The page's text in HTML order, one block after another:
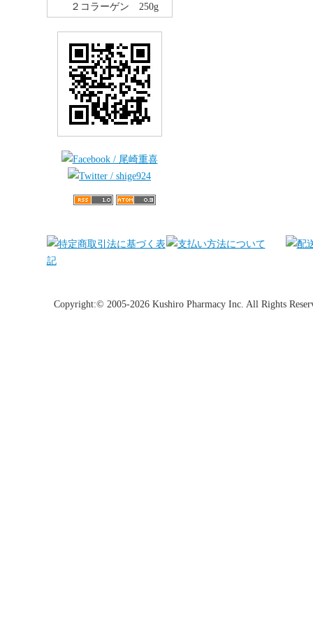
２コラーゲン 250g
Copyright:© 2005-2026 Kushiro Pharmacy Inc. All Rights